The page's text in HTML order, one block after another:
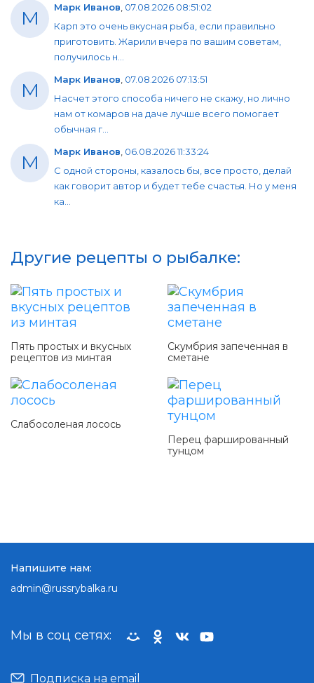
М Марк Иванов 07.08.2026 08:51:02
Карп это очень вкусная рыба, если правильно
приготовить. Жарили вчера по вашим советам,
получилось н...
М Марк Иванов 07.08.2026 07:13:51
Насчет этого способа ничего не скажу, но лично
нам от комаров на даче лучше всего помогает
обычная г...
М Марк Иванов 06.08.2026 11:33:24
С одной стороны, казалось бы, все просто, делай
как говорит автор и будет тебе счастья. Но у меня
ка...
Другие рецепты о рыбалке:
Пять простых и вкусных
рецептов из минтая
Скумбрия запеченная в
сметане
Слабосоленая лосось
Перец фаршированный
тунцом
Мы в соц сетях:
Подписка на email
Напишите нам:
admin@russrybalka.ru